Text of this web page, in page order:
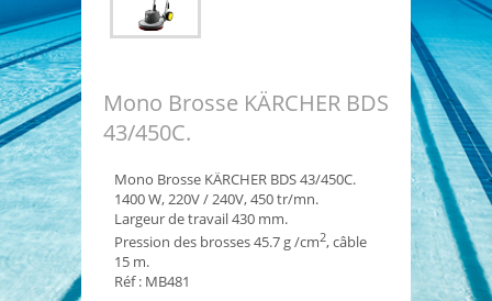
Mono Brosse KÄRCHER BDS
43/450C.
Mono Brosse KÄRCHER BDS 43/450C.
1400 W, 220V / 240V, 450 tr/mn.
Largeur de travail 430 mm.
Pression des brosses 45.7 g /cm2, câble
15 m.
Réf : MB481